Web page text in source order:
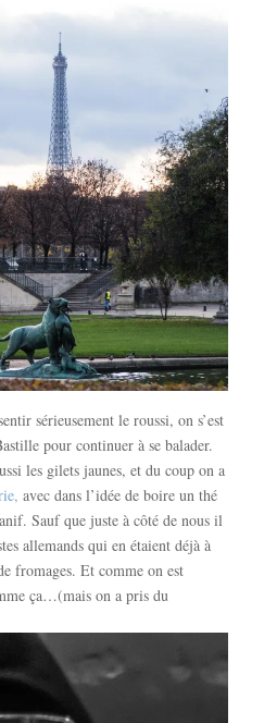
sérieusement le roussi, on s’est
pour continuer à se balader.
les gilets jaunes, et du coup on a
avec dans l’idée de boire un thé
Sauf que juste à côté de nous il
allemands qui en étaient déjà à
fromages. Et comme on est
ça…(mais on a pris du